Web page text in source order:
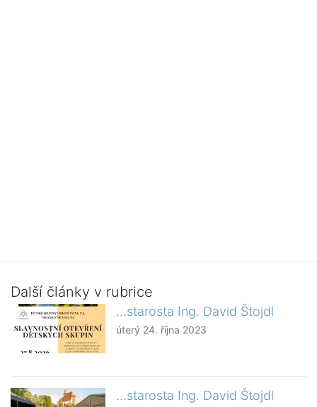
Další články v rubrice
...starosta Ing. David Štojdl
úterý 24. října 2023
...starosta Ing. David Štojdl